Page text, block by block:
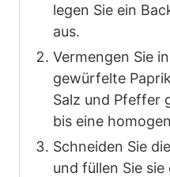
legen Sie ein
aus.
Vermengen Sie
gewürfelte
Salz und Pfeffer
bis eine
Schneiden Sie
und füllen Sie